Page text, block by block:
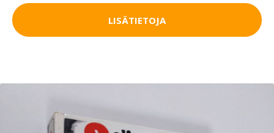
LISÄTIETOJA